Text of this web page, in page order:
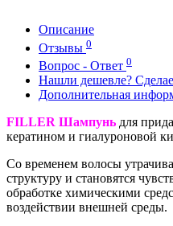
Описание
Отзывы 0
Вопрос - Ответ 0
Нашли дешевле?
Дополнительная
FILLER Шампунь для
кератином и гиалуроновой
Со временем волосы
структуру и становятся
обработке химическими
воздействии внешней среды.